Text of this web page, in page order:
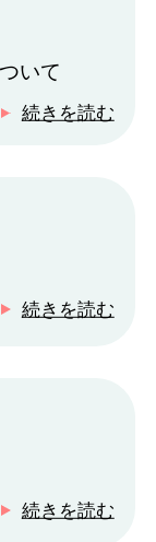
いて
続きを読む
続きを読む
続きを読む